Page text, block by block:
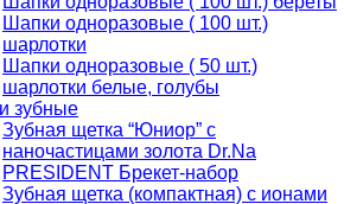
Шапки одноразовые ( 100 шт.)
шарлотки
Шапки одноразовые ( 50 шт.)
шарлотки белые, голубы
зубные
Зубная щетка “Юниор” с
наночастицами золота Dr.Na
PRESIDENT Брекет-набор
Зубная щетка (компактная) с ионами